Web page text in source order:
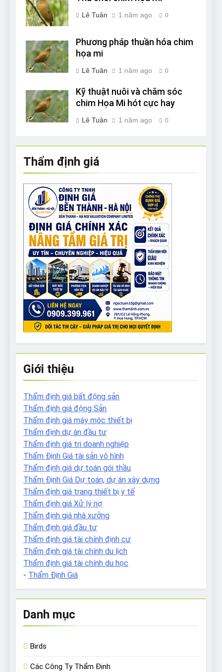
Lê Tuân 1 năm ago 0
Phương pháp thuần hóa chim
họa mi
Lê Tuân 1 năm ago 0
Kỹ thuật nuôi và chăm sóc
chim Họa Mi hót cực hay
Lê Tuân 1 năm ago 0
Thẩm định giá
Giới thiệu
Thẩm định giá bất động sản
Thẩm định giá động Sản
Thẩm định giá máy móc thiết bị
Thẩm định dự án đầu tư
Thẩm định giá tri doanh nghiệp
Thẩm Định Giá tài sản vô hình
Thẩm định giá dự toán gói thầu
Thẩm Định Giá Dự toán, dự án xây dựng
Thẩm định giá trang thiết bị y tế
Thẩm định giá Xử lý nợ
Thẩm định giá nhà xưởng
Thẩm định giá đầu tư
Thẩm định giá tài chính định cư
Thẩm định giá tài chính du lịch
Thẩm định giá tài chính du học
- Thẩm Định Giá
Danh mục
Birds
Các Công Ty Thẩm Định